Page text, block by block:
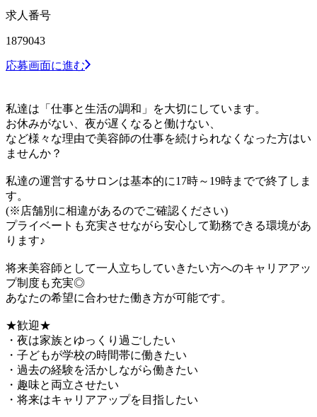
求人番号
1879043
応募画面に進む
私達は「仕事と生活の調和」を大切にしています。
お休みがない、夜が遅くなると働けない、
など様々な理由で美容師の仕事を続けられなくなった方はい
ませんか？
私達の運営するサロンは基本的に17時～19時までで終了しま
す。
(※店舗別に相違があるのでご確認ください)
プライベートも充実させながら安心して勤務できる環境があ
ります♪
将来美容師として一人立ちしていきたい方へのキャリアアッ
プ制度も充実◎
あなたの希望に合わせた働き方が可能です。
★歓迎★
・夜は家族とゆっくり過ごしたい
・子どもが学校の時間帯に働きたい
・過去の経験を活かしながら働きたい
・趣味と両立させたい
・将来はキャリアアップを目指したい